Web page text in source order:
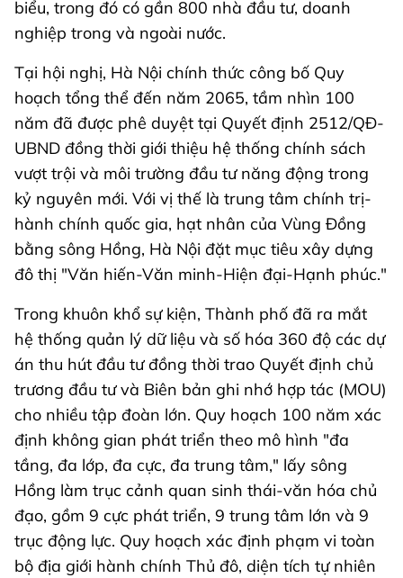
biểu, trong đó có gần 800 nhà đầu tư, doanh
nghiệp trong và ngoài nước.
Tại hội nghị, Hà Nội chính thức công bố Quy
hoạch tổng thể đến năm 2065, tầm nhìn 100
năm đã được phê duyệt tại Quyết định 2512/QĐ-
UBND đồng thời giới thiệu hệ thống chính sách
vượt trội và môi trường đầu tư năng động trong
kỷ nguyên mới. Với vị thế là trung tâm chính trị-
hành chính quốc gia, hạt nhân của Vùng Đồng
bằng sông Hồng, Hà Nội đặt mục tiêu xây dựng
đô thị "Văn hiến-Văn minh-Hiện đại-Hạnh phúc."
Trong khuôn khổ sự kiện, Thành phố đã ra mắt
hệ thống quản lý dữ liệu và số hóa 360 độ các dự
án thu hút đầu tư đồng thời trao Quyết định chủ
trương đầu tư và Biên bản ghi nhớ hợp tác (MOU)
cho nhiều tập đoàn lớn. Quy hoạch 100 năm xác
định không gian phát triển theo mô hình "đa
tầng, đa lớp, đa cực, đa trung tâm," lấy sông
Hồng làm trục cảnh quan sinh thái-văn hóa chủ
đạo, gồm 9 cực phát triển, 9 trung tâm lớn và 9
trục động lực. Quy hoạch xác định phạm vi toàn
bộ địa giới hành chính Thủ đô, diện tích tự nhiên